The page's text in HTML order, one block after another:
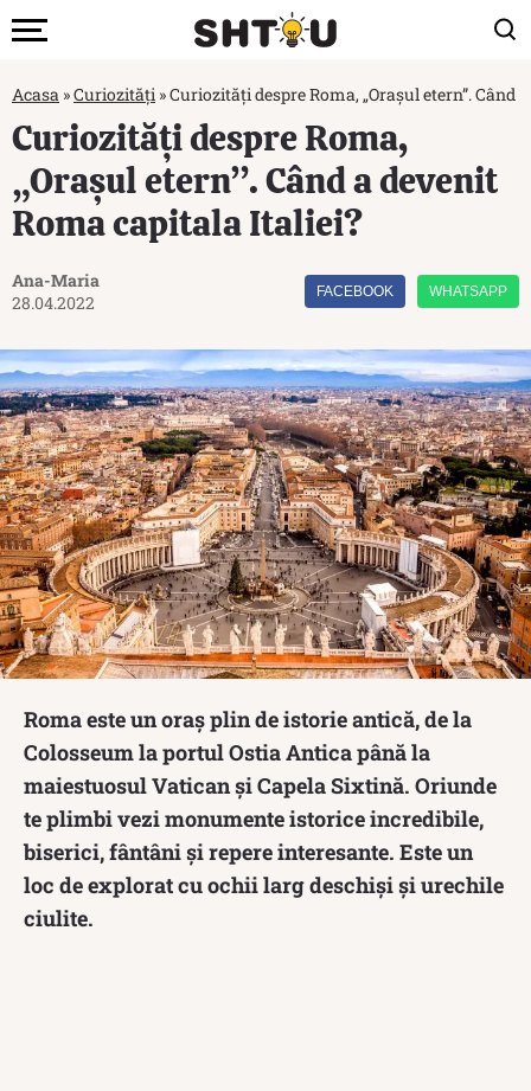
Acasa »Curiozități »Curiozități despre Roma, „Orașul etern”. Când
Curiozități despre Roma,
„Orașul etern”. Când a devenit
Roma capitala Italiei?
Ana-Maria
28.04.2022
FACEBOOK WHATSAPP
Roma este un oraș plin de istorie antică, de la
Colosseum la portul Ostia Antica până la
maiestuosul Vatican și Capela Sixtină. Oriunde
te plimbi vezi monumente istorice incredibile,
biserici, fântâni și repere interesante. Este un
loc de explorat cu ochii larg deschiși și urechile
ciulite.